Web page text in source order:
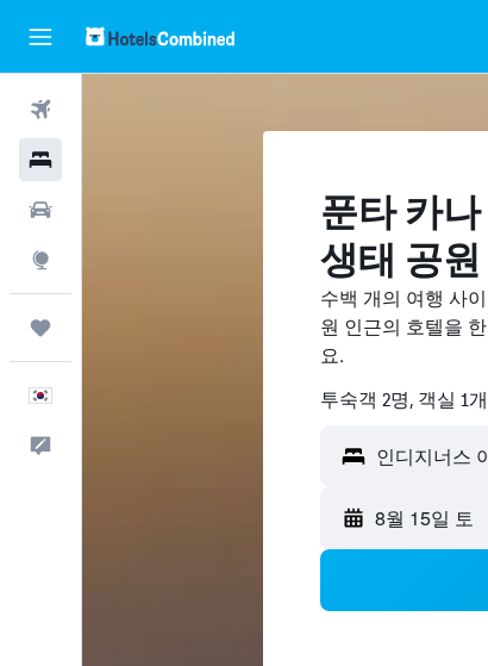
푼타 카
생태 공
수백 개의 여행 사
원 인근의 호텔을
요.
​투숙객 2​명, ​객실 1개
8월 15일 토